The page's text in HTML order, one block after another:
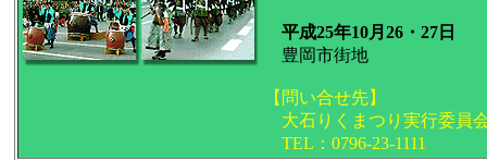
平成25年10月26・27日
豊岡市街地
【問い合せ先】
大石りくまつり実行委員
TEL：0796-23-1111